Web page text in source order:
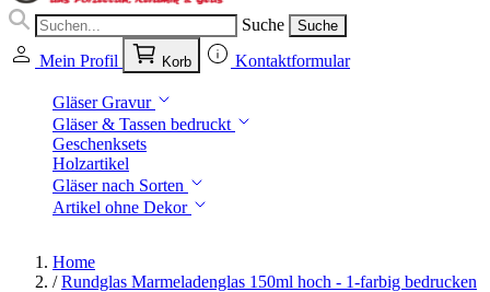
Suche Suche
Mein Profil Korb Kontaktformular
Gläser Gravur
Gläser & Tassen bedruckt
Geschenksets
Holzartikel
Gläser nach Sorten
Artikel ohne Dekor
Home
/ Rundglas Marmeladenglas 150ml hoch - 1-farbig bedrucken